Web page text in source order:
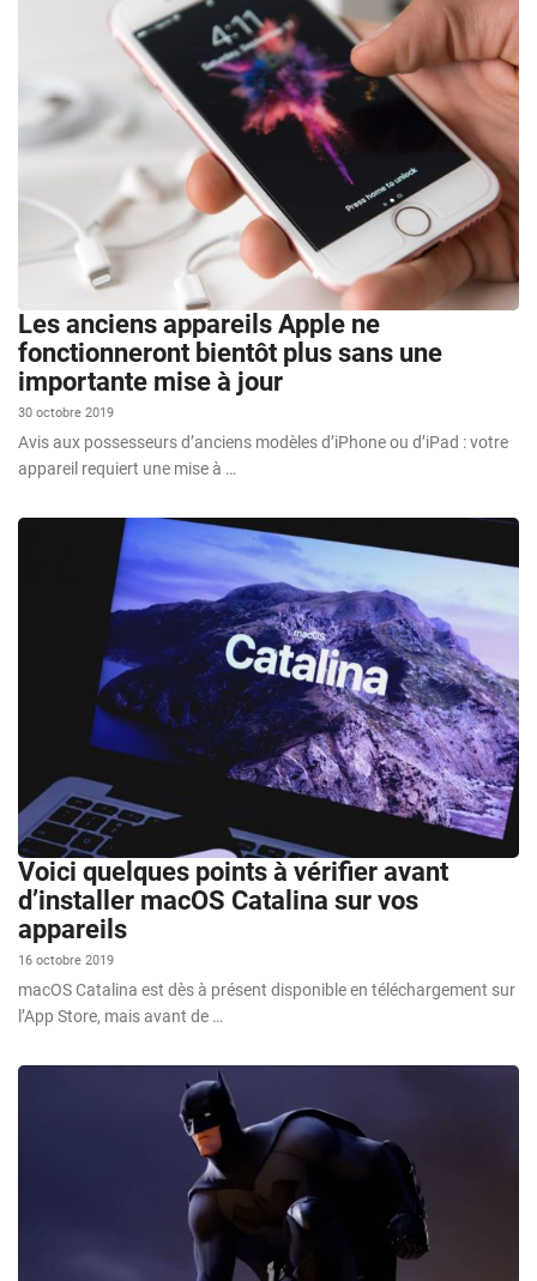
Les anciens appareils Apple ne
fonctionneront bientôt plus sans une
importante mise à jour
30 octobre 2019
Avis aux possesseurs d’anciens modèles d’iPhone ou d’iPad : votre
appareil requiert une mise à …
Voici quelques points à vérifier avant
d’installer macOS Catalina sur vos
appareils
16 octobre 2019
macOS Catalina est dès à présent disponible en téléchargement sur
l’App Store, mais avant de …